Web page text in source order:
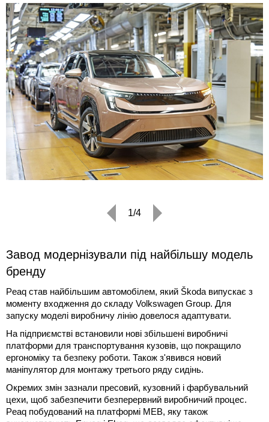
1/4
Завод модернізували під найбільшу модель
бренду
Peaq став найбільшим автомобілем, який Škoda випускає з
моменту входження до складу Volkswagen Group. Для
запуску моделі виробничу лінію довелося адаптувати.
На підприємстві встановили нові збільшені виробничі
платформи для транспортування кузовів, що покращило
ергономіку та безпеку роботи. Також з'явився новий
маніпулятор для монтажу третього ряду сидінь.
Окремих змін зазнали пресовий, кузовний і фарбувальний
цехи, щоб забезпечити безперервний виробничий процес.
Peaq побудований на платформі MEB, яку також